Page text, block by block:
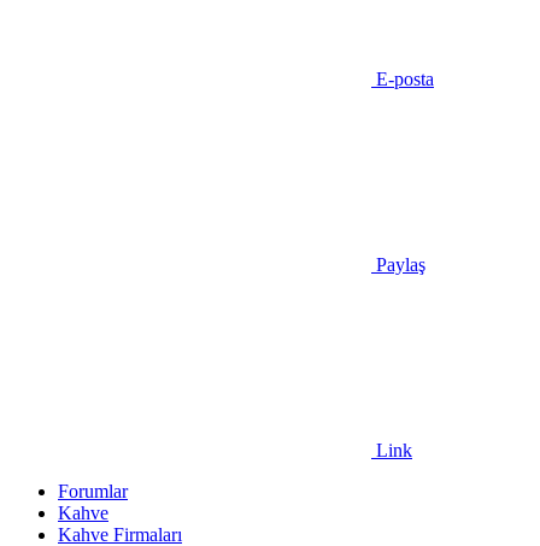
E-posta
Paylaş
Link
Forumlar
Kahve
Kahve Firmaları